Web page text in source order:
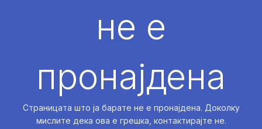
не е
пронајдена
Страницата што ја барате не е пронајдена. Доколку
мислите дека ова е грешка, контактирајте не.